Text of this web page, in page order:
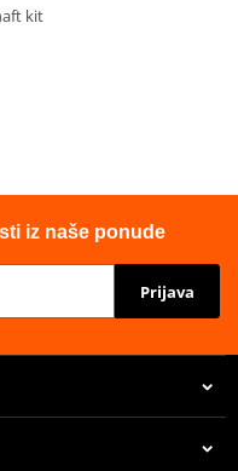
kit
iz naše ponude
Prijava